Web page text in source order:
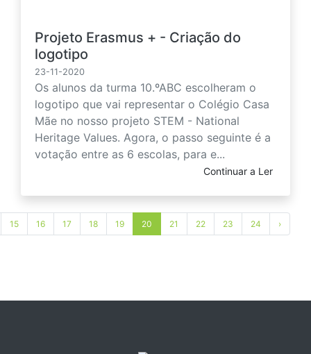
Projeto Erasmus + - Criação do
logotipo
23-11-2020
Os alunos da turma 10.ºABC escolheram o
logotipo que vai representar o Colégio Casa
Mãe no nosso projeto STEM - National
Heritage Values. Agora, o passo seguinte é a
votação entre as 6 escolas, para e...
Continuar a Ler
15 16 17 18 19 20 21 22 23 24 ›